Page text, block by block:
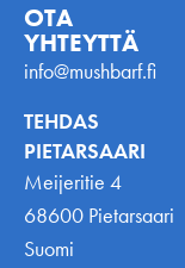
OTA
YHTEYTTÄ
info@mushbarf.fi
TEHDAS
PIETARSAARI
Meijeritie 4
68600 Pietarsaari
Suomi